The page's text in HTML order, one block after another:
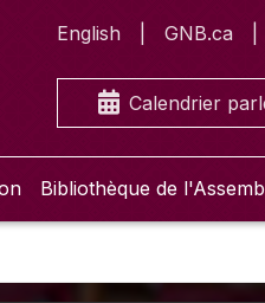
English GNB.ca
Calendrier
Bibliothèque de